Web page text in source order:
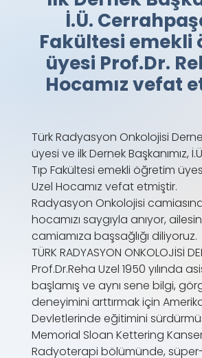
İ.Ü.
Fakültesi emekli
üyesi Prof.Dr.
Hocamız vefat
Türk Radyasyon Onkolojisi
üyesi ve ilk Dernek Başkanımız,
Tıp Fakültesi emekli öğretim
Uzel Hocamız vefat etmiştir.
Radyasyon Onkolojisi camiasına
hocamızı saygıyla anıyor,
camiamıza başsağlığı diliyoruz.
TÜRK RADYASYON ONKOLOJİSİ
Prof.Dr.Reha Uzel 1950 yılında
başlamış ve aynı sene bilgi,
deneyimini arttırmak için
Devletlerinde eğitimini
Memorial Sloan Kettering
Radyoterapi bölümünde,